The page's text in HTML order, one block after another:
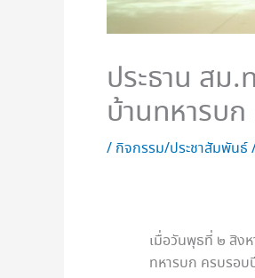
ประธาน สม
บ้านทหารบ
/ กิจกรรม/ประชาสัมพันธ์
เมื่อวันพุธที่ ๒ สิง
ทหารบก ครบรอ